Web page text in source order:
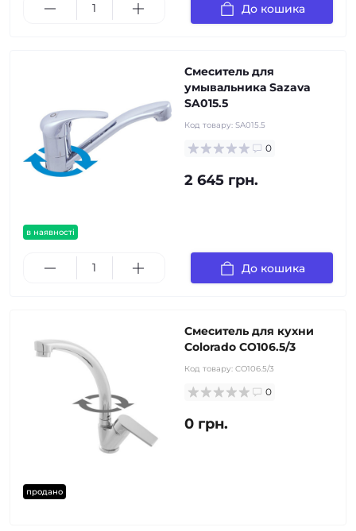
До кошика
в наявності
Смеситель для
умывальника Sazava
SA015.5
Код товару: SA015.5
0
2 645 грн.
До кошика
продано
Смеситель для кухни
Colorado CO106.5/3
Код товару: CO106.5/3
0
0 грн.